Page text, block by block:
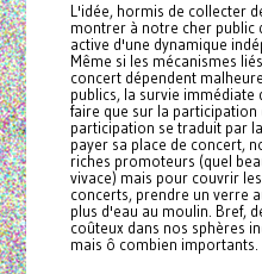
L'idée, hormis de collecter
montrer à notre cher public
active d'une dynamique
Même si les mécanismes
concert dépendent
publics, la survie immédiate
faire que sur la participation
participation se traduit par
payer sa place de concert,
riches promoteurs (quel
vivace) mais pour couvrir
concerts, prendre un verre
plus d'eau au moulin. Bref,
coûteux dans nos sphères
mais ô combien importants.